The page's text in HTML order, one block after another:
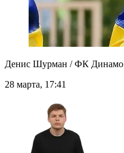
Денис Шурман / ФК Динамо
28 марта, 17:41